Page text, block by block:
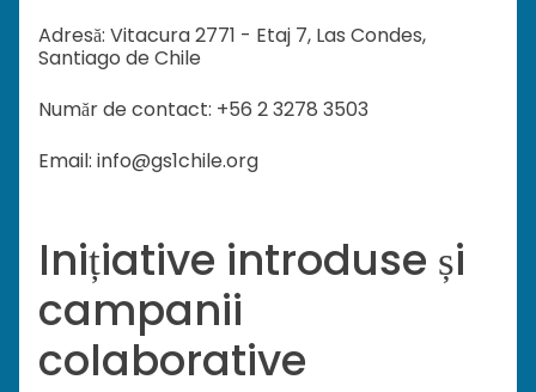
Adresă: Vitacura 2771 - Etaj 7, Las Condes,
Santiago de Chile
Număr de contact: +56 2 3278 3503
Email: info@gs1chile.org
Inițiative introduse și
campanii
colaborative